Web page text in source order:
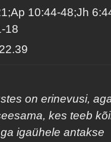
10:44-48;Jh
18
22.39
on erinevusi,
kes teeb
igaühele antakse